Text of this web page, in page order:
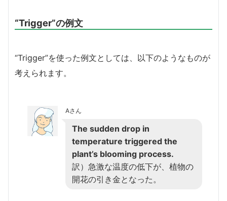
“Trigger”の例文
“Trigger”を使った例文としては、以下のようなものが
考えられます。
Aさん
The sudden drop in
temperature triggered the
plant’s blooming process.
訳）急激な温度の低下が、植物の
開花の引き金となった。